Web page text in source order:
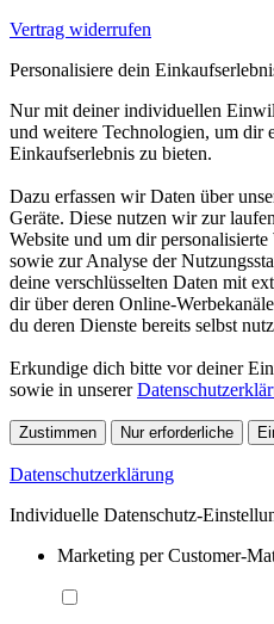
Vertrag widerrufen
Personalisiere dein
Nur mit deiner individuellen
und weitere Technologien, um dir
Einkaufserlebnis zu bieten.
Dazu erfassen wir Daten über
Geräte. Diese nutzen wir zur
Website und um dir
sowie zur Analyse der
deine verschlüsselten Daten mit
dir über deren Online-
du deren Dienste bereits selbst
Erkundige dich bitte vor deiner
sowie in unserer
Zustimmen Nur erforderliche
Datenschutzerklärung
Individuelle Datenschutz-
Marketing per Customer-